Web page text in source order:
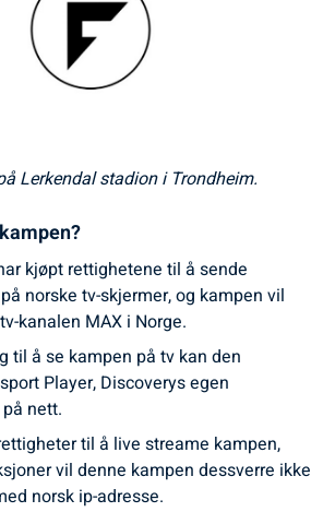
Lerkendal stadion i Trondheim.
kjøpt rettighetene til å sende
norske tv-skjermer, og kampen vil
kanalen MAX i Norge.
til å se kampen på tv kan den
Player, Discoverys egen
nett.
til å live streame kampen,
vil denne kampen dessverre ikke
norsk ip-adresse.